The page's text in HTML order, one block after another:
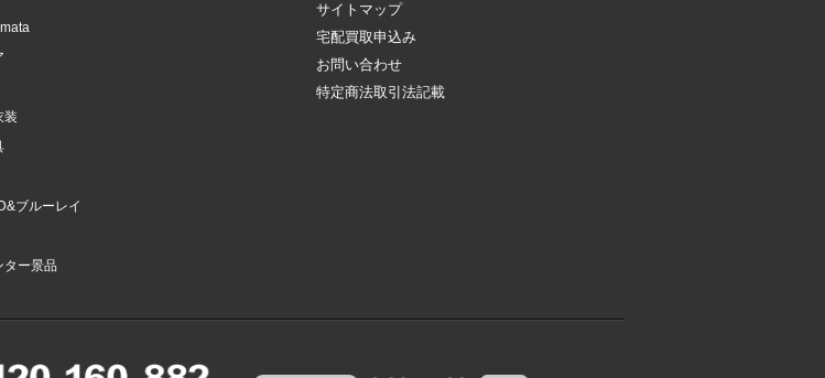
装
ブルーレイ
ター景品
サイトマップ
宅配買取申込み
お問い合わせ
特定商法取引法記載